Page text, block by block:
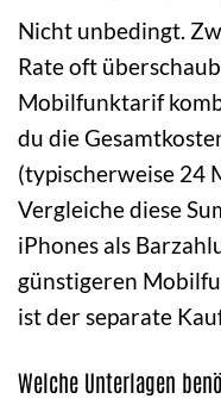
Nicht unbedingt.
Rate oft
Mobilfunktarif
du die
(typischerweise 24
Vergleiche diese
iPhones als
günstigeren
ist der separate
Welche Unterlagen